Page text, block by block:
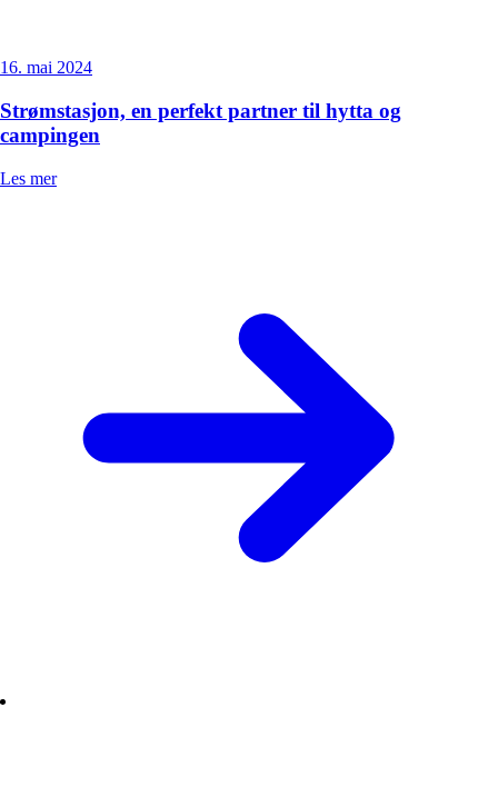
16. mai 2024
Strømstasjon, en perfekt partner til hytta og
campingen
Les mer